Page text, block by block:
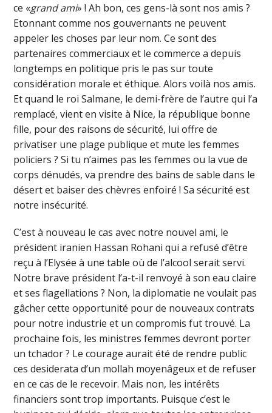
ce «grand ami» ! Ah bon, ces gens-là sont nos amis ?
Etonnant comme nos gouvernants ne peuvent
appeler les choses par leur nom. Ce sont des
partenaires commerciaux et le commerce a depuis
longtemps en politique pris le pas sur toute
considération morale et éthique. Alors voilà nos amis.
Et quand le roi Salmane, le demi-frère de l’autre qui l’a
remplacé, vient en visite à Nice, la république bonne
fille, pour des raisons de sécurité, lui offre de
privatiser une plage publique et mute les femmes
policiers ? Si tu n’aimes pas les femmes ou la vue de
corps dénudés, va prendre des bains de sable dans le
désert et baiser des chèvres enfoiré ! Sa sécurité est
notre insécurité.
C’est à nouveau le cas avec notre nouvel ami, le
président iranien Hassan Rohani qui a refusé d’être
reçu à l’Elysée à une table où de l’alcool serait servi.
Notre brave président l’a-t-il renvoyé à son eau claire
et ses flagellations ? Non, la diplomatie ne voulait pas
gâcher cette opportunité pour de nouveaux contrats
pour notre industrie et un compromis fut trouvé. La
prochaine fois, les ministres femmes devront porter
un tchador ? Le courage aurait été de rendre public
ces desiderata d’un mollah moyenâgeux et de refuser
en ce cas de le recevoir. Mais non, les intérêts
financiers sont trop importants. Puisque c’est le